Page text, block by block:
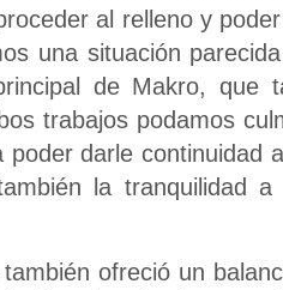
al relleno y
una situación
de Makro, que
trabajos podamos
poder darle continuidad
la tranquilidad
ofreció un